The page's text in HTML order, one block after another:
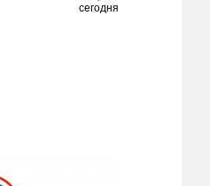
сегодня